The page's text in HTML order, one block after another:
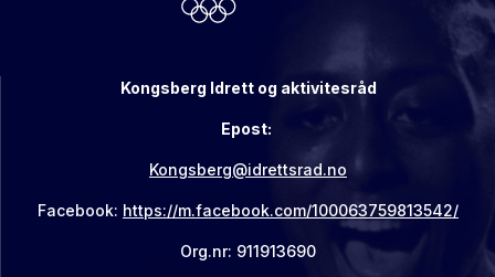
Kongsberg Idrett og aktivitesråd
Epost:
Kongsberg@idrettsrad.no
Facebook: https://m.facebook.com/100063759813542/
Org.nr: 911913690